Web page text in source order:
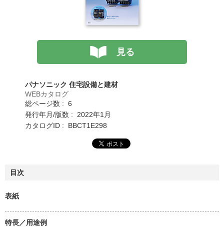
見る
パナソニック 住宅設備と建材
WEBカタログ
総ページ数 : 6
発行年月/版数 : 2022年1月
カタログID : BBCT1E298
目次
表紙
特長／用途例